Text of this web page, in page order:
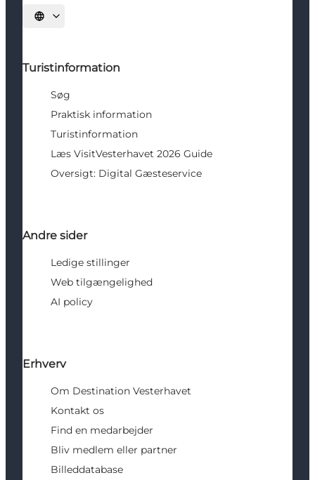
Vælg sprog
Turistinformation
Søg
Praktisk information
Turistinformation
Læs VisitVesterhavet 2026 Guide
Oversigt: Digital Gæsteservice
Andre sider
Ledige stillinger
Web tilgængelighed
AI policy
Erhverv
Om Destination Vesterhavet
Kontakt os
Find en medarbejder
Bliv medlem eller partner
Billeddatabase